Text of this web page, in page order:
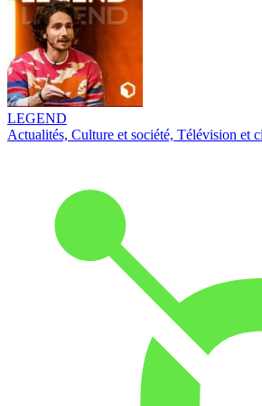
LEGEND
Actualités, Culture et société, Télévision et